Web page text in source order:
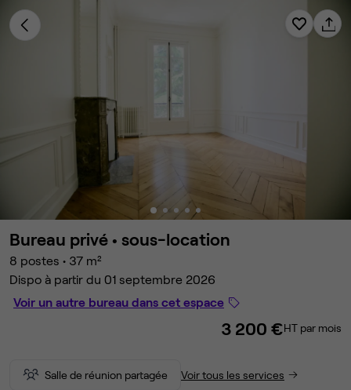
Bureau privé • sous-location
8 postes • 37 m²
Dispo à partir du 01 septembre 2026
Voir un autre bureau dans cet espace
3 200 €HT par mois
Salle de réunion partagée Voir tous les services